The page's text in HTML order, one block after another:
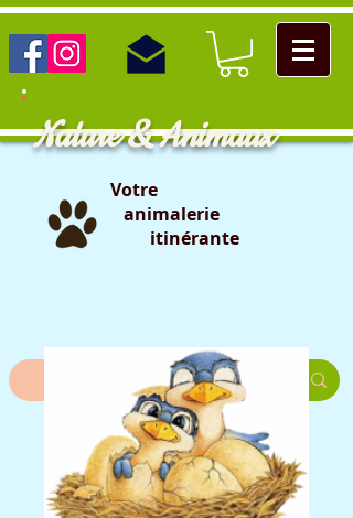
Nature & Animaux
Votre
animalerie
itinérante